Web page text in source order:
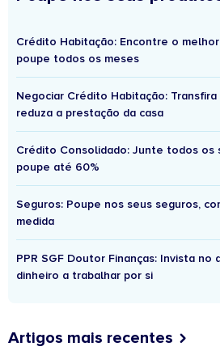
Crédito Habitação: Encontre o
poupe todos os meses
Negociar Crédito Habitação:
reduza a prestação da casa
Crédito Consolidado: Junte todos os
poupe até 60%
Seguros: Poupe nos seus seguros,
medida
PPR SGF Doutor Finanças: Invista no
dinheiro a trabalhar por si
Artigos mais recentes